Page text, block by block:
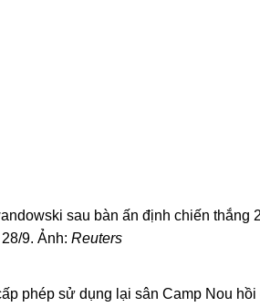
sau bàn ấn định chiến thắng
28/9. Ảnh:Reuters
phép sử dụng lại sân Camp Nou